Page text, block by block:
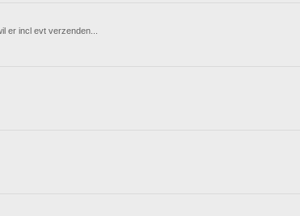
er incl evt verzenden...